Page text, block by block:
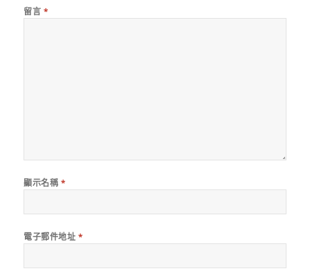
留言 *
顯示名稱 *
電子郵件地址 *